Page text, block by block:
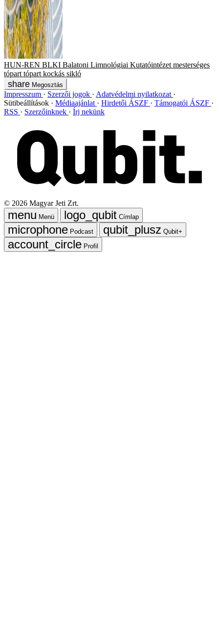
HUN-REN BLKI Balatoni Limnológiai Kutatóintézet mesterséges
tópart tópart kockás sikló
Megosztás
Impresszum Szerzői jogok
Adatvédelmi nyilatkozat
Sütibeállítások
Médiaajánlat Hirdetői ÁSZF
Támogatói ÁSZF
RSS
Szerzőinknek Írj nekünk
© 2026 Magyar Jeti Zrt.
Menü
Címlap
Podcast
Qubit+
Profil